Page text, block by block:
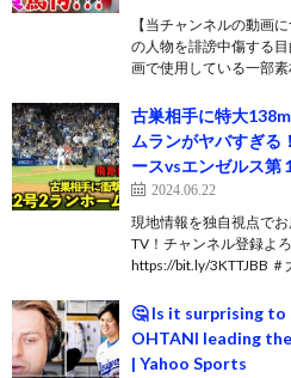
【当チャンネルの動画
の人物を誹謗中傷する
画で使用している一部
古巣相手に特大
ムランがヤバすぎる
ースvsエンゼルス第
2024.06.22
現地情報を独自視点で
TV！チャンネル登録よ
https://bit.ly/3KTTJBB
🤔 Is it surprising to
OHTANI leading the
| Yahoo Sports